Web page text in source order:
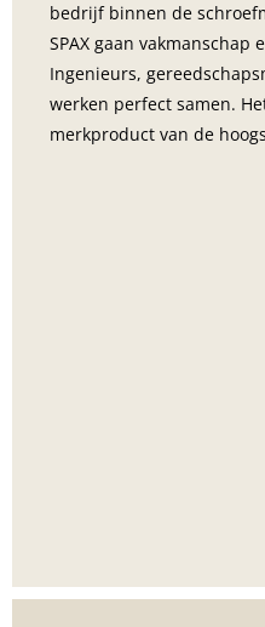
bedrijf binnen de
SPAX gaan vakmanschap
Ingenieurs,
werken perfect samen.
merkproduct van de